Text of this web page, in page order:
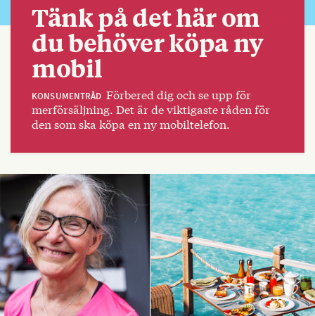
Tänk på det här om
du behöver köpa ny
mobil
KONSUMENTRÅD Förbered dig och se upp för
merförsäljning. Det är de viktigaste råden för
den som ska köpa en ny mobiltelefon.